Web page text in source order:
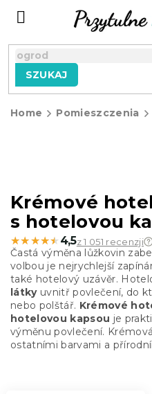
SZUKAJ
Home Pomieszczenia
Krémové
s hotelovou
★★★★★
★★★★★ 4,5z 1 051 recenzji
Častá výměna lůžkovin
volbou je nejrychlejší
také hotelový uzávěr.
látkyuvnitř povlečení, do
nebo polštář. Krémové
hotelovou kapsou je
výměnu povlečení.
ostatními barvami a